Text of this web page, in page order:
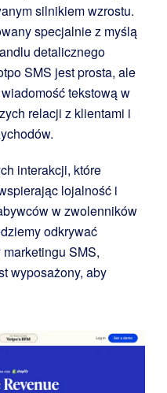
silnikiem wzrostu.
specjalnie z myślą
detalicznego
SMS jest prosta, ale
tekstową w
relacji z klientami i
interakcji, które
lojalność i
w zwolenników
odkrywać
SMS,
wyposażony, aby